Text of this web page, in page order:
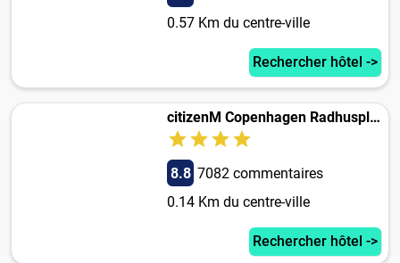
0.57 Km du centre-ville
Rechercher hôtel ->
citizenM Copenhagen Radhuspladsen
8.8 7082 commentaires
0.14 Km du centre-ville
Rechercher hôtel ->